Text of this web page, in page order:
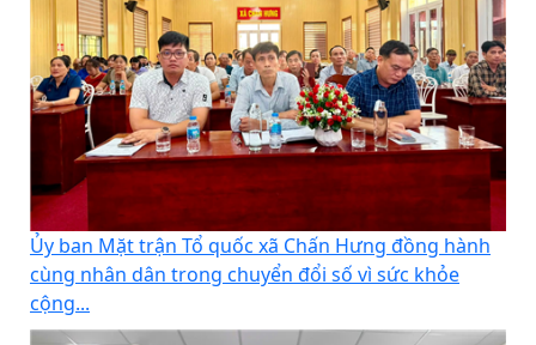
Ủy ban Mặt trận Tổ quốc xã Chấn Hưng đồng hành
cùng nhân dân trong chuyển đổi số vì sức khỏe
cộng...